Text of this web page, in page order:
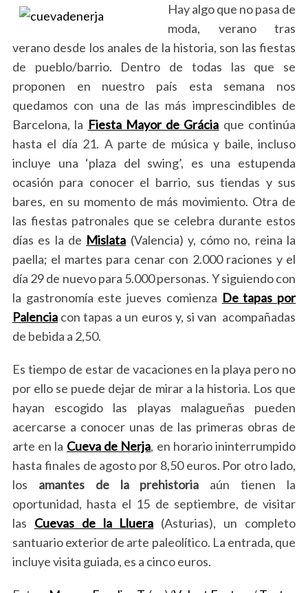
Hay algo que no pasa de
moda, verano tras
verano desde los anales de la historia, son las fiestas
de pueblo/barrio. Dentro de todas las que se
proponen en nuestro país esta semana nos
quedamos con una de las más imprescindibles de
Barcelona, la Fiesta Mayor de Grácia que continúa
hasta el día 21. A parte de música y baile, incluso
incluye una ‘plaza del swing’, es una estupenda
ocasión para conocer el barrio, sus tiendas y sus
bares, en su momento de más movimiento. Otra de
las fiestas patronales que se celebra durante estos
días es la de Mislata (Valencia) y, cómo no, reina la
paella; el martes para cenar con 2.000 raciones y el
día 29 de nuevo para 5.000 personas. Y siguiendo con
la gastronomía este jueves comienza De tapas por
Palenciacon tapas a un euros y, si van acompañadas
de bebida a 2,50.
Es tiempo de estar de vacaciones en la playa pero no
por ello se puede dejar de mirar a la historia. Los que
hayan escogido las playas malagueñas pueden
acercarse a conocer unas de las primeras obras de
arte en la Cueva de Nerja, en horario ininterrumpido
hasta finales de agosto por 8,50 euros. Por otro lado,
los amantes de la prehistoria aún tienen la
oportunidad, hasta el 15 de septiembre, de visitar
las Cuevas de la Lluera (Asturias), un completo
santuario exterior de arte paleolítico. La entrada, que
incluye visita guiada, es a cinco euros.